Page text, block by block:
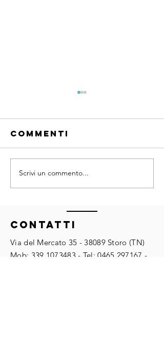
CoWork nella
Copilot Chat
diventa un
runtime di
Commenti
Scrivi un commento...
ContaTTI
Via del Mercato 35 - 38089Storo (TN)
​​Mob: 339.1073483- Tel:0465.297167 -